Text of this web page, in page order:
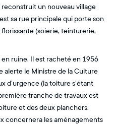
un nouveau village
sa rue principale qui porte son
(soierie, teinturerie,
ruine. Il est racheté en 1956
alerte le Ministre de la Culture
d’urgence (la toiture s’étant
tranche de travaux est
et des deux planchers.
concernera les aménagements